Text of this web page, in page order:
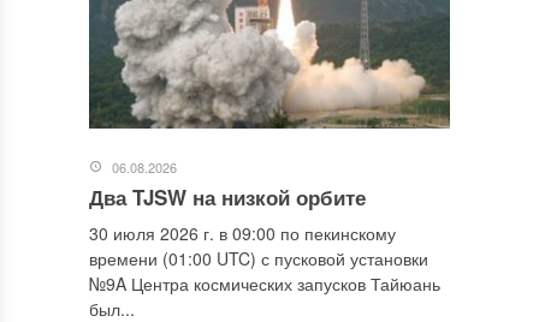
06.08.2026
Два TJSW на низкой орбите
30 июля 2026 г. в 09:00 по пекинскому
времени (01:00 UTC) с пусковой установки
№9A Центра космических запусков Тайюань
был...